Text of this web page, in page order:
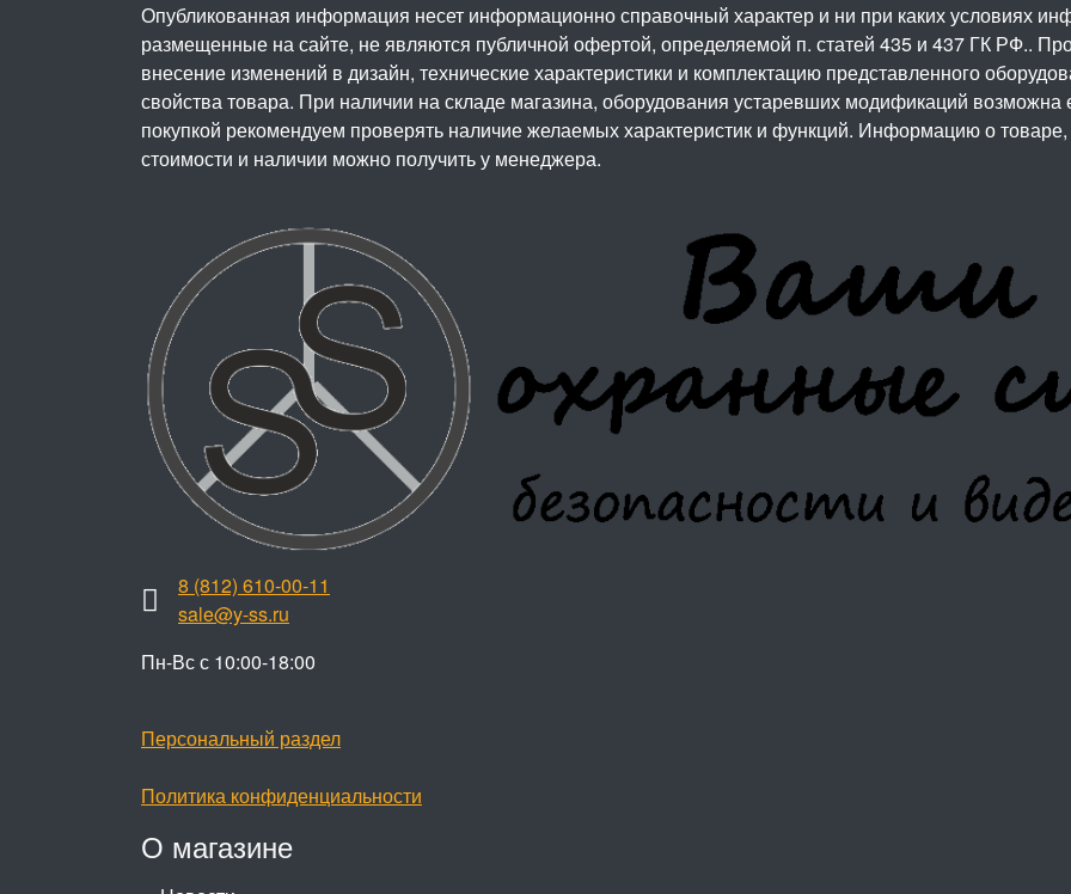
О магазине
8 (812) 610-00-11
sale@y-ss.ru
Пн-Вс с 10:00-18:00
Персональный раздел
Политика конфиденциальности
Опубликованная информация несет информационно справочный характер и ни при каких условиях
размещенные на сайте, не являются публичной офертой, определяемой п. статей 435 и 437 ГК РФ..
внесение изменений в дизайн, технические характеристики и комплектацию представленного
свойства товара. При наличии на складе магазина, оборудования устаревших модификаций
покупкой рекомендуем проверять наличие желаемых характеристик и функций. Информацию о товаре,
стоимости и наличии можно получить у менеджера.